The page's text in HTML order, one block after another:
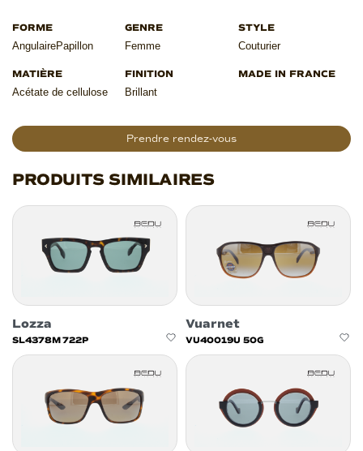
AngulairePapillon Femme Couturier
Acétate de cellulose Brillant
Prendre rendez-vous
PRODUITS SIMILAIRES
Lozza
SL4378M 722P
Vuarnet
VU40019U 50G